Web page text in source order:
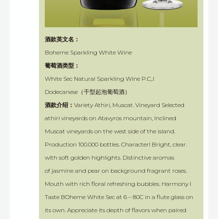
酒款英文名：
Boheme Sparkling White Wine
葡萄酒类型：
White Sec Natural Sparkling Wine P.C,.I
Dodecanese（干型起泡葡萄酒）
酒款介绍： Variety Athiri, Muscat. Vineyard Selected
athiri vineyards on Atavyros mountain, Inclined
Muscat vineyards on the west side of the island.
Production 100.000 bottles. Characterl Bright, clear.
with soft golden highlights. Distinctive aromas
of jasmine and pear on background fragrant roses.
Mouth with rich floral refreshing bubbles. Harmony I
Taste BOheme White Sec at 6 – 80C in a flute glass on
its own. Appreciate its depth of flavors when paired